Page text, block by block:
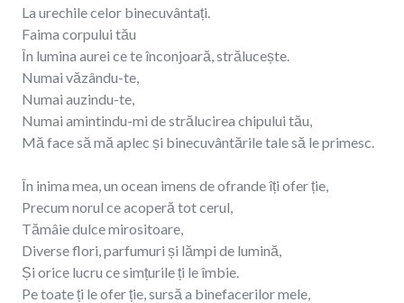
La urechile celor binecuvântați.
Faima corpului tău
În lumina aurei ce te înconjoară, strălucește.
Numai văzându-te,
Numai auzindu-te,
Numai amintindu-mi de strălucirea chipului tău,
Mă face să mă aplec și binecuvântările tale să le primesc.
În inima mea, un ocean imens de ofrande îți ofer ție,
Precum norul ce acoperă tot cerul,
Tămâie dulce mirositoare,
Diverse flori, parfumuri și lămpi de lumină,
Și orice lucru ce simțurile ți le îmbie.
Pe toate ți le ofer ție, sursă a binefacerilor mele,